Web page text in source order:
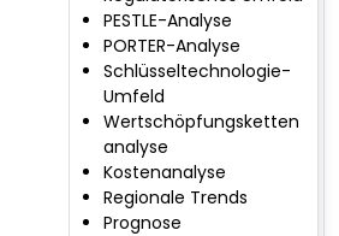
PESTLE-Analyse
PORTER-Analyse
Schlüsseltechnologie-
Umfeld
Wertschöpfungsketten
analyse
Kostenanalyse
Regionale Trends
Prognose